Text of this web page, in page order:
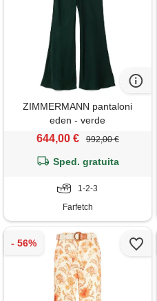
ZIMMERMANN pantaloni
eden - verde
644,00 € 992,00 €
Sped. gratuita
1-2-3
Farfetch